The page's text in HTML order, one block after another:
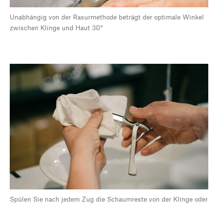
Unabhängig von der Rasurmethode beträgt der optimale Winkel
zwischen Klinge und Haut 30°
Spülen Sie nach jedem Zug die Schaumreste von der Klinge oder